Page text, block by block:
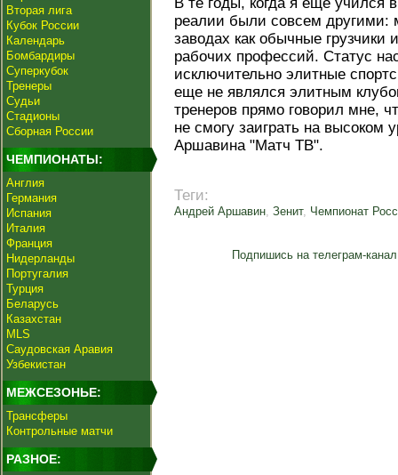
Вторая лига
Кубок России
Календарь
Бомбардиры
Суперкубок
Тренеры
Судьи
Стадионы
Сборная России
ЧЕМПИОНАТЫ:
Англия
Германия
Испания
Италия
Франция
Нидерланды
Португалия
Турция
Беларусь
Казахстан
MLS
Саудовская Аравия
Узбекистан
МЕЖСЕЗОНЬЕ:
Трансферы
Контрольные матчи
РАЗНОЕ:
реалии были совсем другими:
заводах как обычные грузчики
рабочих профессий. Статус
исключительно элитные
еще не являлся элитным
тренеров прямо говорил мне,
не смогу заиграть на высоком
Аршавина "Матч ТВ".
Теги:
Андрей Аршавин, Зенит, Чемпионат
Подпишись на телеграм-